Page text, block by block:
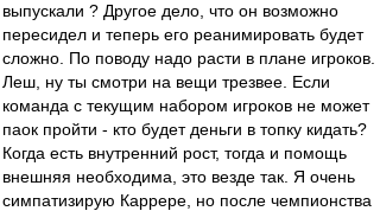
выпускали ? Другое дело, что он возможно
пересидел и теперь его реанимировать будет
сложно. По поводу надо расти в плане игроков.
Леш, ну ты смотри на вещи трезвее. Если
команда с текущим набором игроков не может
паок пройти - кто будет деньги в топку кидать?
Когда есть внутренний рост, тогда и помощь
внешняя необходима, это везде так. Я очень
симпатизирую Каррере, но после чемпионства